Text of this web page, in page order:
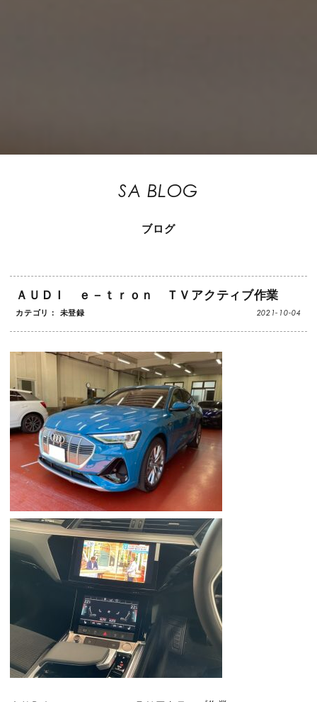
SA BLOG
ブログ
ＡＵＤＩ ｅ－ｔｒｏｎ ＴＶアクティブ作業
カテゴリ： 未登録 2021-10-04